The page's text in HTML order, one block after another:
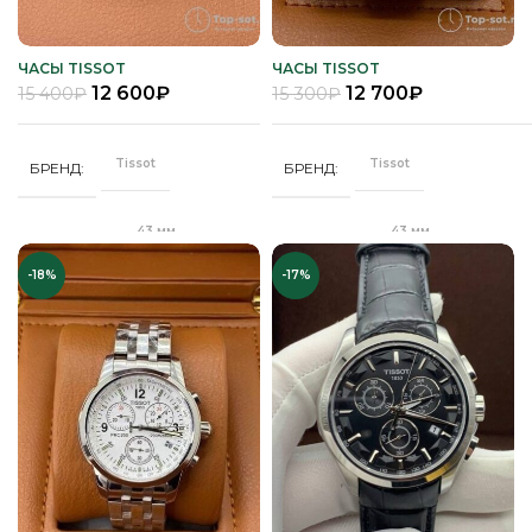
Часы мужские
РЕМЕНЬ
ЦВЕТ КОРПУСА Золото
ЦВЕТ РЕМЕШКА Черный
ЦИФЕРБЛАТ Черный
Часы мужские
РЕМЕНЬ
Сапфировое
ЦВЕТ БРАСЛЕТА
ЦВЕТ КОРПУСА Серебро
ЦИФЕРБЛАТ Белый
ЧАСЫ TISSOT
15 400₽ 12 600₽
БРЕНД Tissot
43 мм
ЗАСТЕЖКА "Бабочка"
Качественная
часовая сталь
МЕХАНИЗМ Механика
ПОКРЫТИЕ
Полное
ЧАСЫ TISSOT
15 300₽ 12 700₽
БРЕНД Tissot
43 мм
ЗАСТЕЖКА "Бабочка"
КОРПУС
Качественная
часовая сталь
МЕХАНИЗМ Кварц
ПОКРЫТИЕ
Полное защитное
-18% -17%